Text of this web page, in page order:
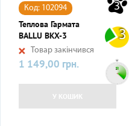
3
3
Код: 102094
Теплова Гармата
BALLU BKX-3
Товар закінчився
Ціна
1 149,00 грн.
У КОШИК